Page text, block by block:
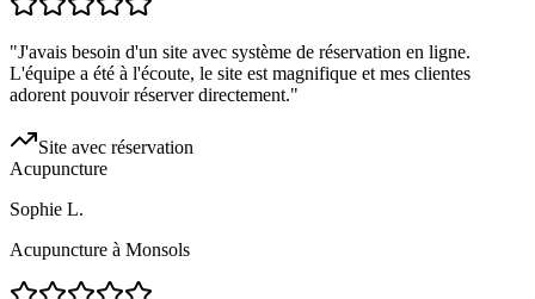
"J'avais besoin d'un site avec système de réservation en ligne.
L'équipe a été à l'écoute, le site est magnifique et mes clientes
adorent pouvoir réserver directement."
Site avec réservation
Acupuncture
Sophie L.
Acupuncture à Monsols